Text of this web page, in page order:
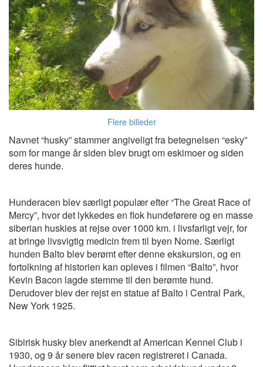
Flere billeder
Navnet “husky” stammer angiveligt fra betegnelsen “esky”
som for mange år siden blev brugt om eskimoer og siden
deres hunde.
Hunderacen blev særligt populær efter “The Great Race of
Mercy”, hvor det lykkedes en flok hundeførere og en masse
siberian huskies at rejse over 1000 km. i livsfarligt vejr, for
at bringe livsvigtig medicin frem til byen Nome. Særligt
hunden Balto blev berømt efter denne ekskursion, og en
fortolkning af historien kan opleves i filmen “Balto”, hvor
Kevin Bacon lagde stemme til den berømte hund.
Derudover blev der rejst en statue af Balto i Central Park,
New York 1925.
Sibirisk husky blev anerkendt af American Kennel Club i
1930, og 9 år senere blev racen registreret i Canada.